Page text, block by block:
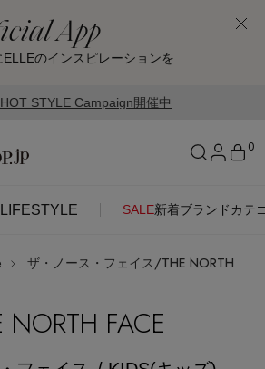
App
ELLEのインスピレーションを
開催中
LIFESTYLE SALE新着ブランド カテ
0
ザ・ノース・フェイス/THE NORTH
NORTH FACE